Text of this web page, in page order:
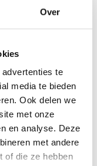
Over
te
media te bieden
Ook delen we
met onze
en analyse. Deze
met andere
of die ze hebben
in Mureck –
D Online
100%